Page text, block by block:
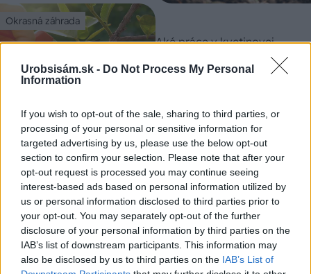
Urobsisám.sk - Do Not Process My Personal
Information
If you wish to opt-out of the sale, sharing to third parties, or
processing of your personal or sensitive information for
targeted advertising by us, please use the below opt-out
section to confirm your selection. Please note that after your
opt-out request is processed you may continue seeing
interest-based ads based on personal information utilized by
us or personal information disclosed to third parties prior to
your opt-out. You may separately opt-out of the further
disclosure of your personal information by third parties on the
IAB’s list of downstream participants. This information may
also be disclosed by us to third parties on the IAB’s List of
Okrasná záhrada
Aké práce v kvetinovej
najbližšie?
Okrasná záhrada
Okrasná záhrada, úžitková
záhrada a skleník: Aké
záhradné práce vás čakajú
vo februári?
Okrasná záhrada
5 cibuľových kvetov, ktoré
sadíme vo februári